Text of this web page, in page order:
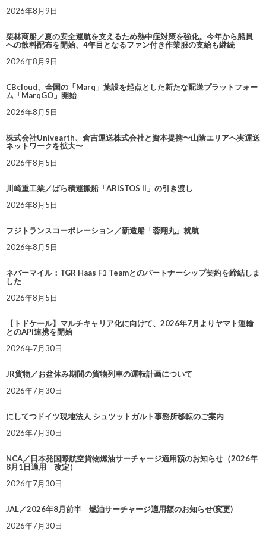
2026年8月9日
栗林商船／夏の安全運航を支えるため熱中症対策を強化。今年から船員
への飲料配布を開始、4年目となるファン付き作業服の支給も継続
2026年8月9日
CBcloud、全国の「Marq」施設を起点とした新たな配送プラットフォー
ム「MarqGO」開始
2026年8月5日
株式会社Univearth、倉吉運送株式会社と資本提携〜山陰エリアへ実運送
ネットワークを拡大〜
2026年8月5日
川崎重工業／ばら積運搬船「ARISTOS II」の引き渡し
2026年8月5日
フジトランスコーポレーション／新造船「蓉翔丸」就航
2026年8月5日
ネバーマイル：TGR Haas F1 Teamとのパートナーシップ契約を締結しま
した
2026年8月5日
【トドケール】マルチキャリア化に向けて、2026年7月よりヤマト運輸
とのAPI連携を開始
2026年7月30日
JR貨物／お盆休み期間の貨物列車の運転計画について
2026年7月30日
にしてつドイツ現地法人 シュツットガルト事務所移転のご案内
2026年7月30日
NCA／日本発国際航空貨物燃油サーチャージ適用額のお知らせ（2026年
8月1日適用 改定）
2026年7月30日
JAL／2026年8月前半 燃油サーチャージ適用額のお知らせ(変更)
2026年7月30日